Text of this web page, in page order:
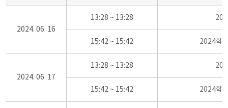
2024. 06. 16
13:28 ~ 13:28
15:42 ~ 15:42 2024학
2024. 06. 17
13:28 ~ 13:28
15:42 ~ 15:42 2024학